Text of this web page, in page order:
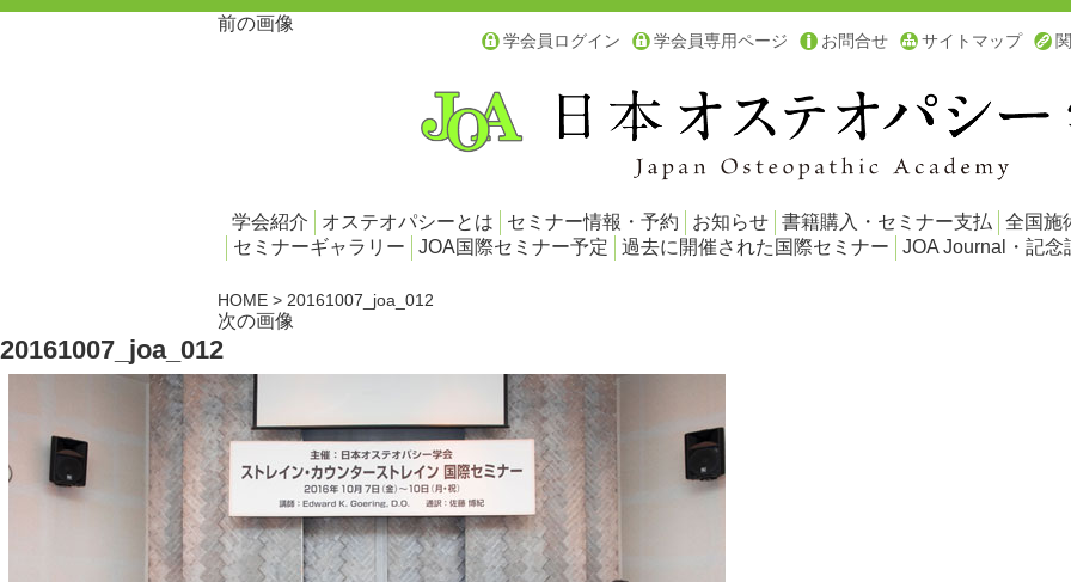
サイトマップ
お問合せ
学会員専用ページ
学会員ログイン
学会紹介 オステオパシーとは セミナー情報・予約 お知らせ 書籍購入・セミナー支払 全国施
セミナーギャラリー
JOA国際セミナー予定 過去に開催された国際セミナー JOA Journal・記念
HOME > 20161007_joa_012
前の画像
次の画像
20161007_joa_012